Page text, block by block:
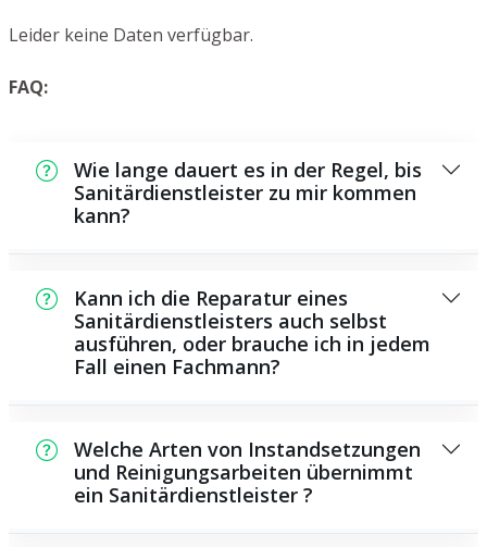
Leider keine Daten verfügbar.
FAQ:
Wie lange dauert es in der Regel, bis
Sanitärdienstleister zu mir kommen
kann?
Zeitraum an der Schadensstelle sein. Das
hängt aber auch von der Auftragslage zu
diesem Zeitraum ab und von der
Verkehrssituation und der örtlichen
Kann ich die Reparatur eines
Sanitärdienstleisters auch selbst
ausführen, oder brauche ich in jedem
Fall einen Fachmann?
Wartungsarbeiten, die Sie eigenständig
ausführen können, beispielsweise das
Verwenden von Rohrreinigungsmitteln aus
Welche Arten von Instandsetzungen
und Reinigungsarbeiten übernimmt
ein Sanitärdienstleister ?